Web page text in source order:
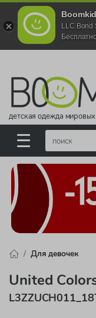
LLC Bond
детская одежда
Для девочек
United